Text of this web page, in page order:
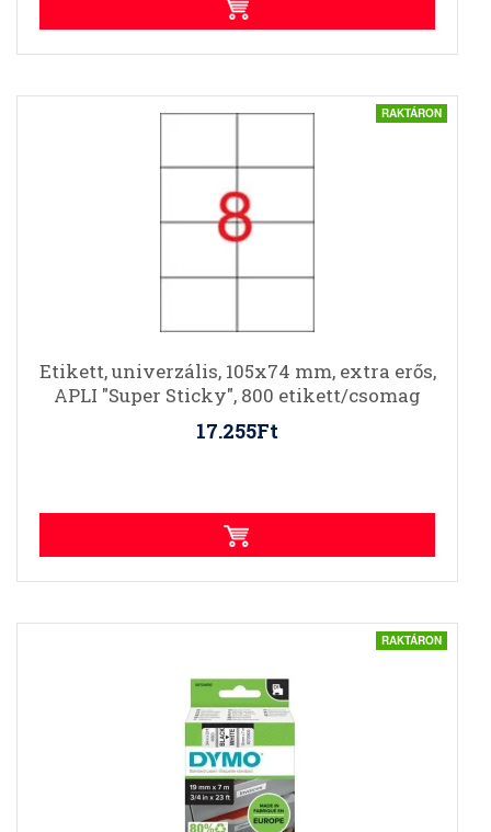
RAKTÁRON
Etikett, univerzális, 105x74 mm, extra erős,
APLI "Super Sticky", 800 etikett/csomag
17.255Ft
RAKTÁRON